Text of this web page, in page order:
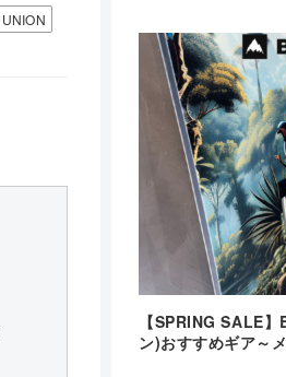
UNION
【SPRING SALE
ン)おすすめギア～